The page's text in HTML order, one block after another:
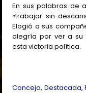
En sus palabras de
«trabajar sin
Elogió a sus
alegría por ver a su
esta victoria política.
Concejo, Destacada,